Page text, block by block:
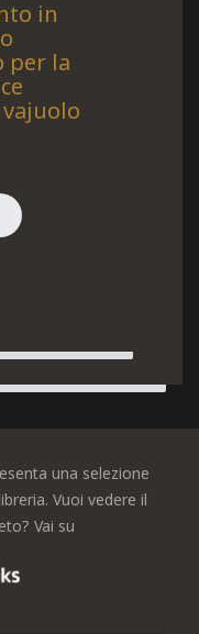
in
per la
una selezione
Vuoi vedere il
Vai su